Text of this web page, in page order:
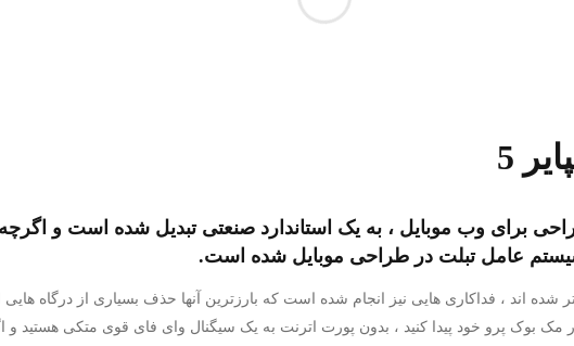
5
برای وب موبایل ، به یک استاندارد صنعتی تبدیل شده است و
عامل تبلت در طراحی موبایل شده است.
اند ، فداکاری هایی نیز انجام شده است که بارزترین آنها حذف بسیاری از درگاه هایی
بوک پرو خود پیدا کنید ، بدون پورت اترنت به یک سیگنال وای فای قوی متکی هستید و